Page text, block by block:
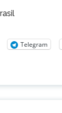
Telegram